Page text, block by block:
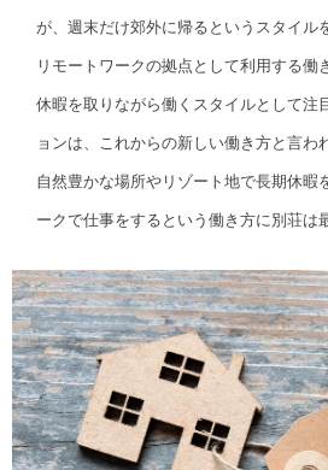
が、週末だけ郊外に帰るというスタイル
リモートワークの拠点として利用する働
休暇を取りながら働くスタイルとして注
ョンは、これからの新しい働き方と言わ
自然豊かな場所やリゾート地で長期休暇
ークで仕事をするという働き方に別荘は